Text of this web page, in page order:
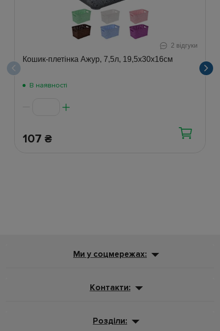
2 відгуки
Кошик-плетінка Ажур, 7,5л, 19,5х30х16см
В наявності
107 ₴
Ми у соцмережах:
Контакти:
Розділи: